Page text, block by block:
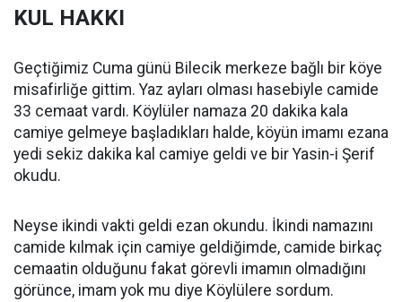
KUL HAKKI
Geçtiğimiz Cuma günü Bilecik merkeze bağlı bir köye
misafirliğe gittim. Yaz ayları olması hasebiyle camide
33 cemaat vardı. Köylüler namaza 20 dakika kala
camiye gelmeye başladıkları halde, köyün imamı ezana
yedi sekiz dakika kal camiye geldi ve bir Yasin-i Şerif
okudu.
Neyse ikindi vakti geldi ezan okundu. İkindi namazını
camide kılmak için camiye geldiğimde, camide birkaç
cemaatin olduğunu fakat görevli imamın olmadığını
görünce, imam yok mu diye Köylülere sordum.